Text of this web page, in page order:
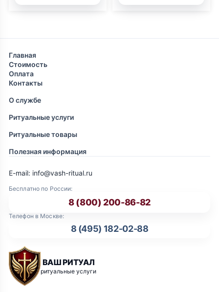
Главная
Стоимость
Оплата
Контакты
О службе
Ритуальные услуги
Ритуальные товары
Полезная информация
ВАШ РИТУАЛ
ритуальные услуги
Бесплатно по России:
8 (800) 200-86-82
Телефон в Москве:
8 (495) 182-02-88
E-mail: info@vash-ritual.ru